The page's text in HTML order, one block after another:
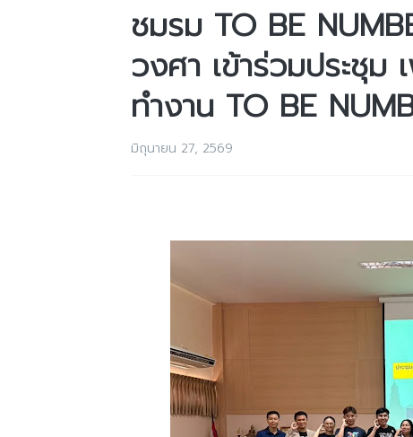
ชมรม TO BE
วงศา เข้าร่วมประชุ
ทำงาน TO BE
มิถุนายน 27, 2569